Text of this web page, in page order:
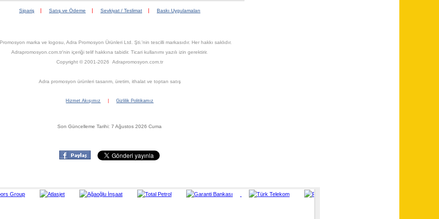
Sipariş | Satış ve Ödeme | Sevkiyat / Teslimat | Baskı Uygulamaları
marka ve logosu, Adra Promosyon Ürünleri Ltd. Şti.'nin tescilli markasıdır. Her hakkı saklıdır.
Adrapromosyon.com.tr'nin içeriği telif hakkına tabidir. Ticari kullanımı yazılı izin gerektirir.
Copyright © 2001-2026 Adrapromosyon.com.tr
Adra promosyon ürünleri tasarım, üretim, ithalat ve toptan satış
Hizmet Akışımız Gizlilik Politikamız
Son Güncelleme Tarihi: 7 Ağustos 2026 Cuma